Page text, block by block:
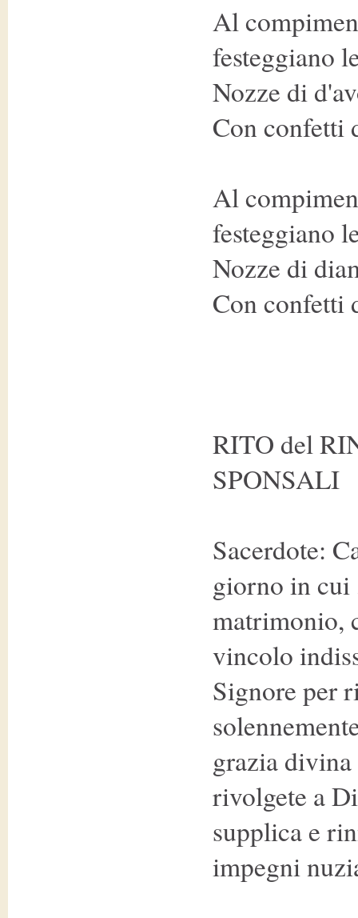
Al
festeggiano
Nozze di
Con confetti
Al
festeggiano
Nozze di
Con confetti
RITO del
SPONSALI
Sacerdote:
giorno in cui
matrimonio,
vincolo
Signore per
grazia
rivolgete a
supplica e
impegni